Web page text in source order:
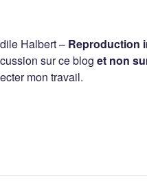
Halbert – Reproduction
sur ce blog et non
mon travail.